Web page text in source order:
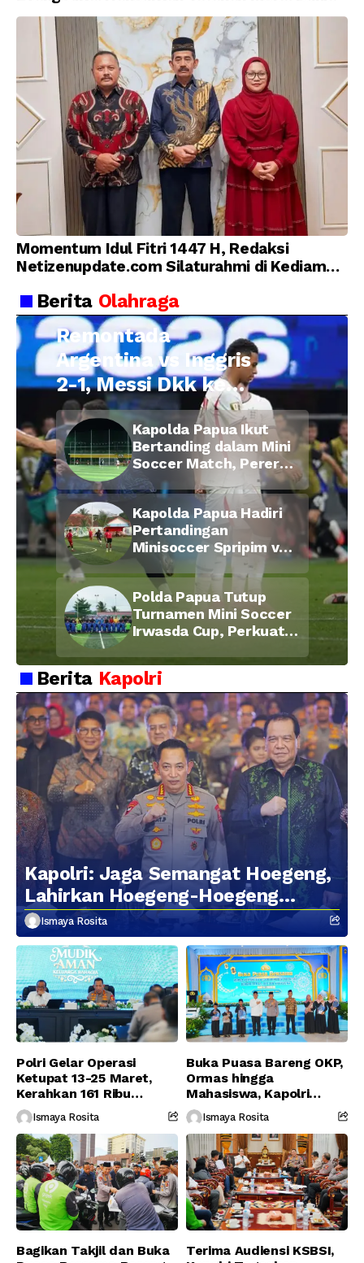
Momentum Idul Fitri 1447 H, Redaksi
Netizenupdate.com Silaturahmi di Kediaman
Berita Olahraga
Remontada
Argentina vs Inggris
2-1, Messi Dkk ke
Final Piala Dunia
2026
Kapolda Papua Ikut
Bertanding dalam Mini
Soccer Match, Pererat
Kebersamaan Personel
di Bulan Ramadan
Kapolda Papua Hadiri
Pertandingan
Minisoccer Spripim vs
Bid Propam, Pererat
Soliditas dan
Kebersamaan Personel
Polda Papua Tutup
Turnamen Mini Soccer
Irwasda Cup, Perkuat
Kebersamaan Personel
Berita Kapolri
Kapolri: Jaga Semangat Hoegeng,
Lahirkan Hoegeng-Hoegeng
Berikutnya
Ismaya Rosita
Polri Gelar Operasi
Ketupat 13-25 Maret,
Kerahkan 161 Ribu
Personel Gabungan
Ismaya Rosita
Buka Puasa Bareng OKP,
Ormas hingga
Mahasiswa, Kapolri
Serukan Jaga
Persatuan-Dukung
Program Pemerintah
Ismaya Rosita
Bagikan Takjil dan Buka
Terima Audiensi KSBSI,